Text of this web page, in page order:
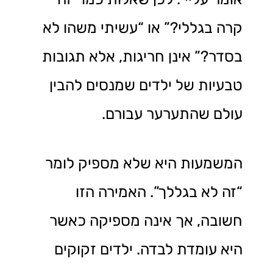
קרה בגללי?” או “עשיתי משהו לא
בסדר?” אינן חריגות, אלא תגובות
טבעיות של ילדים שמנסים להבין
עולם שהתערער עבורם.
המשמעות היא שלא מספיק לומר
“זה לא בגללך”. האמירה הזו
חשובה, אך אינה מספיקה כאשר
היא עומדת לבדה. ילדים זקוקים